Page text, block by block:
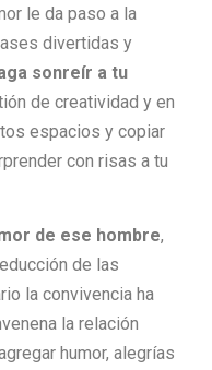
le da paso a la
divertidas y
sonreír a tu
de creatividad y en
espacios y copiar
con risas a tu
de ese hombre,
de las
la convivencia ha
la relación
humor, alegrías